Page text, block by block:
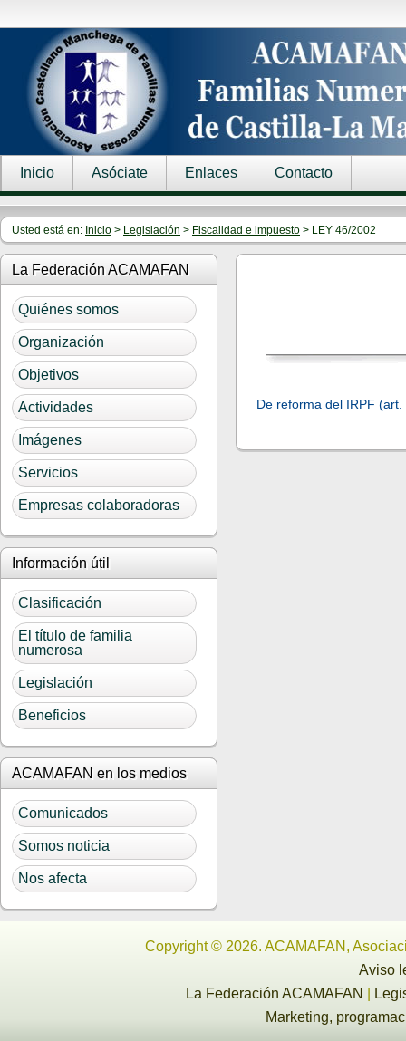
Inicio Asóciate Enlaces Contacto
Usted está en: Inicio > Legislación > Fiscalidad e impuesto > LEY 46/2002
La Federación ACAMAFAN
Quiénes somos
Organización
Objetivos
Actividades
Imágenes
Servicios
Empresas colaboradoras
Información útil
Clasificación
El título de familia
numerosa
Legislación
Beneficios
ACAMAFAN en los medios
Comunicados
Somos noticia
Nos afecta
De reforma del IRPF
Copyright © 2026. ACAMAFAN,
Aviso
La Federación ACAMAFAN
Marketing,